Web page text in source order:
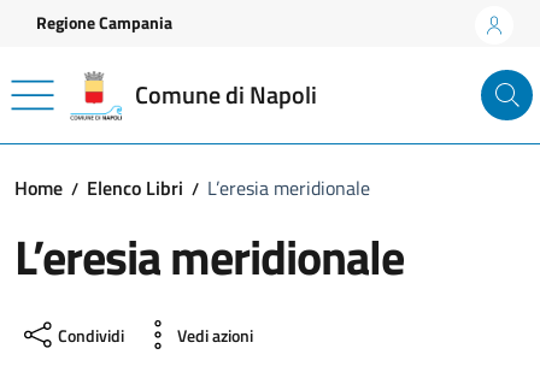
Vai ai contenuti
Vai al footer
Regione Campania
Comune di Napoli
Home Elenco Libri L’eresia meridionale
L’eresia meridionale
Condividi Vedi azioni